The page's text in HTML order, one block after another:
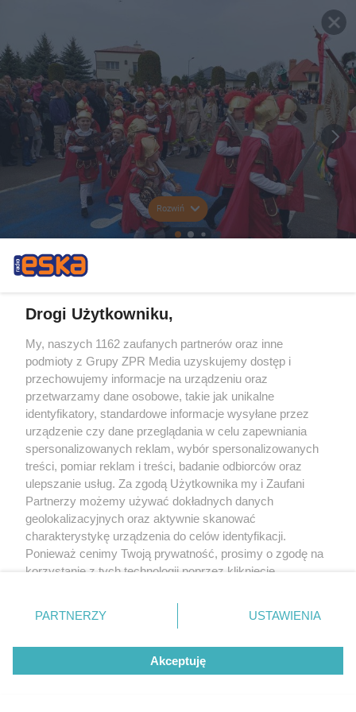
Rozwiń
Drogi Użytkowniku,
My, naszych 1162 zaufanych partnerów oraz inne
podmioty z Grupy ZPR Media uzyskujemy dostęp i
przechowujemy informacje na urządzeniu oraz
przetwarzamy dane osobowe, takie jak unikalne
identyfikatory, standardowe informacje wysyłane przez
urządzenie czy dane przeglądania w celu zapewniania
spersonalizowanych reklam, wybór spersonalizowanych
treści, pomiar reklam i treści, badanie odbiorców oraz
ulepszanie usług. Za zgodą Użytkownika my i Zaufani
Partnerzy możemy używać dokładnych danych
geolokalizacyjnych oraz aktywnie skanować
charakterystykę urządzenia do celów identyfikacji.
Ponieważ cenimy Twoją prywatność, prosimy o zgodę na
korzystanie z tych technologii poprzez kliknięcie
zmienić/wycofać klikając przycisk ustawień prywatności
znajdujący się w lewym dolnym rogu strony
rodzaje przetwarzania danych nie wymagają zgody
użytkownika, ale masz prawo sprzeciwić się takiemu
przetwarzaniu. Preferencje będą miały zastosowanie tylko
PARTNERZY USTAWIENIA
Akceptuję